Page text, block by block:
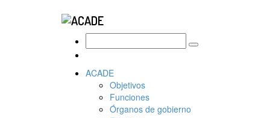
ACADE
Objetivos
Funciones
Órganos de gobierno